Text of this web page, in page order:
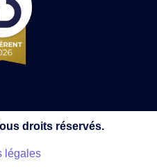
droits réservés.
légales